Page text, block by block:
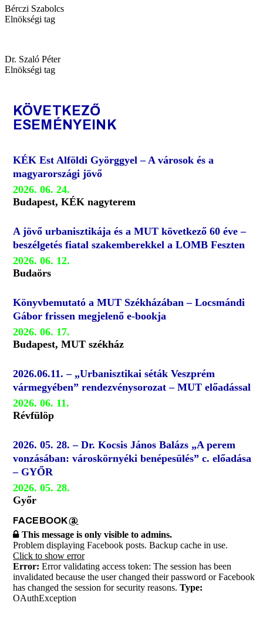
Bérczi Szabolcs
Elnökségi tag
Dr. Szaló Péter
Elnökségi tag
KÖVETKEZŐ
ESEMÉNYEINK
KÉK Est Alföldi Györggyel – A városok és a
magyarországi jövő
2026. 06. 24.
Budapest, KÉK nagyterem
A jövő urbanisztikája és a MUT következő 60 éve –
beszélgetés fiatal szakemberekkel a LOMB Feszten
2026. 06. 12.
Budaörs
Könyvbemutató a MUT Székházában – Locsmándi
Gábor frissen megjelenő e-bookja
2026. 06. 17.
Budapest, MUT székház
2026.06.11. – „Urbanisztikai séták Veszprém
vármegyében” rendezvénysorozat – MUT előadással
2026. 06. 11.
Révfülöp
2026. 05. 28. – Dr. Kocsis János Balázs „A perem
vonzásában: városkörnyéki benépesülés” c. előadása
– GYŐR
2026. 05. 28.
Győr
FACEBOOK@
This message is only visible to admins.
Problem displaying Facebook posts. Backup cache in use.
Click to show error
Error: Error validating access token: The session has been
invalidated because the user changed their password or Facebook
has changed the session for security reasons. Type:
OAuthException